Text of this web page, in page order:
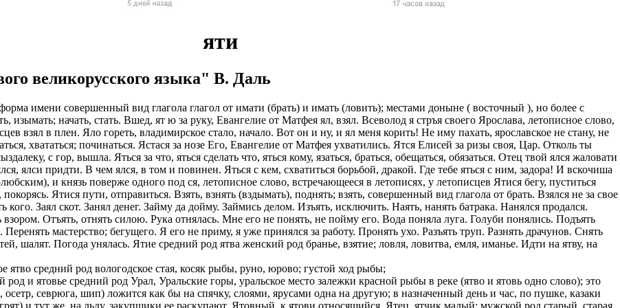
выполнения наших услуг. Ведётся постоянный набор мужчин, женщин и
оплачиваем стоимость оформления и перелёт.
какие то деньги из вашей зарплаты!
виза на 6 месяцев (можно продлевать на месте, не выезжая из страны),
1 год (можно продлевать, не выезжая из страны);
возможность оформления Вида на Жительство.
является обязательным. Наличие заграничного паспорта;
женщины, а также семейные пары;
фабрики, заводы.
1500-2500 евро в месяц (130 000-230 000 рублей). Заработок указан
работодателем. Страховка. Премии. Официальное трудоустройство.
5-6 дневная рабочая неделя.
у Вас 24 часа в сутки и в выходные дни
автопарков
стабильный доход не зависимо от суммы заказов
Правый/левый руль, АКПП/МКПП, бензин/ГАЗ
возможностью выкупа от 600р.
в штат.
на вакансию ограничено
и полная оплата мобильной связи.
от партнеров компании.
на продукты Тинькофф банка.
ПРЕДСТАВИТЕЛЕМ
это объявление.
анкету.
менеджера.
яти
великорусского языка" В. Даль
имени совершенный вид глагола глагол от имати (брать) и имать (ловить); местами доныне ( восточный ), но более с
изымать; начать, стать. Вшед, ят ю за руку, Евангелие от Матфея ял, взял. Всеволод я стръя своего Ярослава, летописное слово,
взял в плен. Яло гореть, владимирское стало, начало. Вот он и ну, и ял меня корить! Не иму пахать, ярославское не стану, не
хвататься; починаться. Ястася за нозе Его, Евангелие от Матфея ухватились. Ятся Елисей за ризы своя, Цар. Отколь ты
с гор, вышла. Яться за что, яться сделать что, яться кому, язаться, браться, обещаться, обязаться. Отец твой ялся жаловати
ялси придти. В чем ялся, в том и повинен. Яться с кем, схватиться борьбой, дракой. Где тебе яться с ним, задора! И вскочиша
и князь поверже одного под ся, летописное слово, встречающееся в летописях, у летописцев Ятися бегу, пуститься
Ятися пути, отправиться. Взять, взнять (вздымать), поднять; взять, совершенный вид глагола от брать. Взялся не за свое
Заял скот. Занял денег. Займу да дойму. Займись делом. Изъять, исключить. Наять, нанять батрака. Нанялся продался.
взором. Отъять, отнять силою. Рука отнялась. Мне его не понять, не пойму его. Вода поняла луга. Голуби понялись. Подъять
мастерство; бегущего. Я его не приму, я уже принялся за работу. Пронять ухо. Разъять труп. Разнять драчунов. Снять
шалят. Погода унялась. Ятие средний род ятва женский род бранье, взятие; ловля, ловитва, емля, иманье. Идти на ятву, на
ятво средний род вологодское стая, косяк рыбы, руно, юрово; густой ход рыбы;
и ятовье средний род Урал, Уральские горы, уральское место залежки красной рыбы в реке (ятво и ятовь одно слово); это
осетр, севрюга, шип) ложится как бы на спячку, слоями, ярусами одна на другую; в назначенный день и час, по пушке, казаки
и тут же, на льду, закупщики ее раскупают. Ятовный, к ятови относящийся. Ятец, ятчик малый; мужской род старый, старая